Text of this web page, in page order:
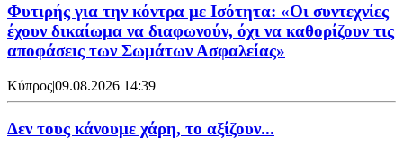
Φυτιρής για την κόντρα με Ισότητα: «Οι συντεχνίες
έχουν δικαίωμα να διαφωνούν, όχι να καθορίζουν τις
αποφάσεις των Σωμάτων Ασφαλείας»
Κύπρος|09.08.2026 14:39
Δεν τους κάνουμε χάρη, το αξίζουν...